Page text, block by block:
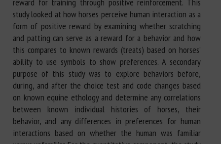
study looked at how horses perceive human interaction as a
form of positive reward by examining whether scratching
and patting can serve as a reward for a behavior and how
this compares to known rewards (treats) based on horses’
ability to use symbols to show preferences. A secondary
purpose of this study was to explore behaviors before,
during, and after the choice test and code changes based
on known equine ethology and determine any correlations
between known individual histories of horses, their
behavior, and any differences in preferences for human
interactions based on whether the human was familiar